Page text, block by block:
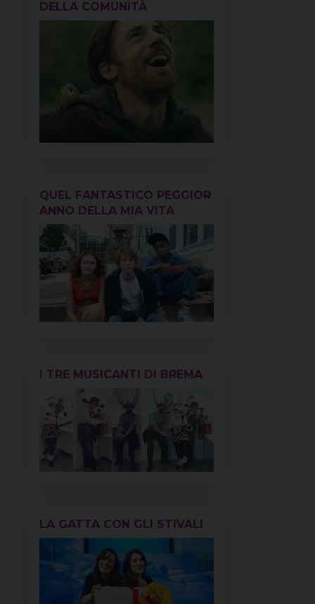
DELLA COMUNITÀ
QUEL FANTASTICO PEGGIOR
ANNO DELLA MIA VITA
I TRE MUSICANTI DI BREMA
LA GATTA CON GLI STIVALI